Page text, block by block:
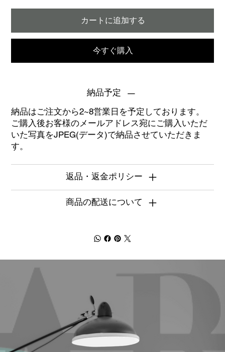
カートに追加する
今すぐ購入
納品予定
納品はご注文から2~8営業日を予定しております。
ご購入後お客様のメールアドレス宛にご購入いただ
いた写真をJPEG(データ)で納品させていただきま
す。
返品・返金ポリシー
商品の配送について